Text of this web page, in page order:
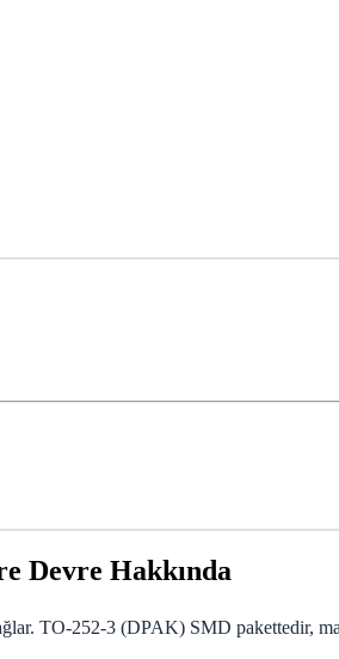
Devre Hakkında
TO-252-3 (DPAK) SMD pakettedir,